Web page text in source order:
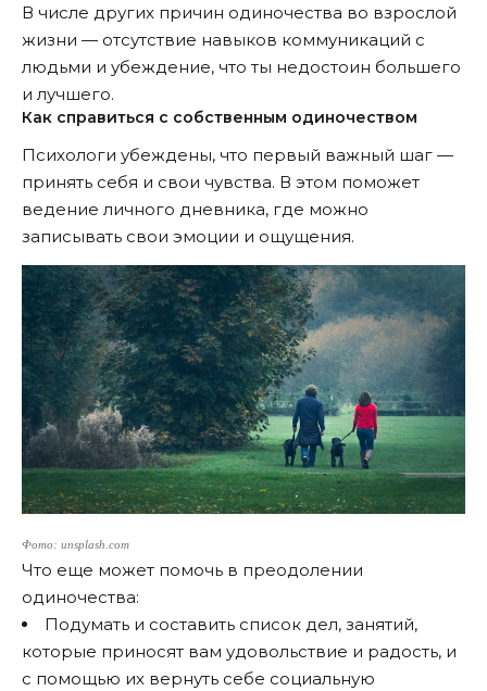
В числе других причин одиночества во взрослой
жизни — отсутствие навыков коммуникаций с
людьми и убеждение, что ты недостоин большего
и лучшего.
Как справиться с собственным одиночеством
Психологи убеждены, что первый важный шаг —
принять себя и свои чувства. В этом поможет
ведение личного дневника, где можно
записывать свои эмоции и ощущения.
Фото: unsplash.com
Что еще может помочь в преодолении
одиночества:
Подумать и составить список дел, занятий,
которые приносят вам удовольствие и радость, и
с помощью их вернуть себе социальную